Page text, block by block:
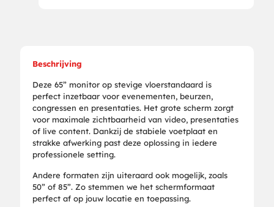
Beschrijving
Deze 65” monitor op stevige vloerstandaard is
perfect inzetbaar voor evenementen, beurzen,
congressen en presentaties. Het grote scherm zorgt
voor maximale zichtbaarheid van video, presentaties
of live content. Dankzij de stabiele voetplaat en
strakke afwerking past deze oplossing in iedere
professionele setting.
Andere formaten zijn uiteraard ook mogelijk, zoals
50” of 85”. Zo stemmen we het schermformaat
perfect af op jouw locatie en toepassing.